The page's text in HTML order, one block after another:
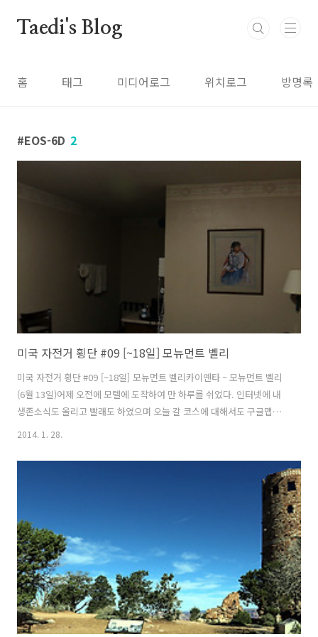
Taedi's Blog
홈 태그 미디어로그 위치로그 방명록
EOS-6D 2
미국 자전거 횡단 #09 [~18일] 모뉴먼트 벨리
미국 자전거 횡단 #09 [~18일] 모뉴먼트 벨리카이옌타 ~ 모뉴먼트 벨리
(6월 13일)어제 오전에 모텔에 도착하여 만 하루를 쉬었다. 인터넷에 내
생존소식도 올리고 빨래도 하였으며 오늘 갈 코스에 대해서도 구글맵에
서 확인하였다. 긴 시간 휴식을 취한 건 아니지만몸에서 나쁜기가 다 빠
걸 깜빡해서 이것저것 필요한 것과 식량, 군것질 거리를 사고 나서 곧바
로 오늘의 목적지인 모뉴먼트 벨리 공원으로 출발했다.모뉴먼트 벨리 시
작을 알리는 Agathla Peak가 보인다. 높이는 1500ft(457.2m)이고 나
바호 부족 인디언에게는 신성시되는 곳이다. Agathla Peak는 19세기
중반 서부 개척 시대에 키트 카슨(Kit Car..
2014. 1. 28.